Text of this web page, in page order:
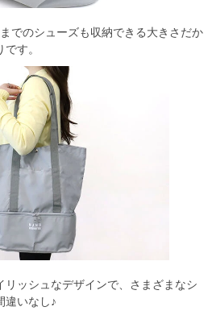
でのシューズも収納できる大きさだか
す。
ッシュなデザインで、さまざまなシ
違いなし♪